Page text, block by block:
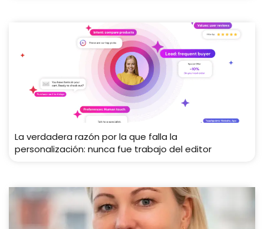
La verdadera razón por la que falla la
personalización: nunca fue trabajo del editor